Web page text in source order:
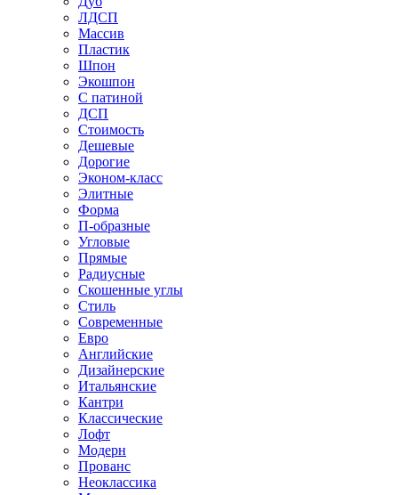
ЛДСП
Массив
Пластик
Шпон
Экошпон
С патиной
ДСП
Стоимость
Дешевые
Дорогие
Эконом-класс
Элитные
Форма
П-образные
Угловые
Прямые
Радиусные
Скошенные углы
Стиль
Современные
Евро
Английские
Дизайнерские
Итальянские
Кантри
Классические
Лофт
Модерн
Прованс
Неоклассика